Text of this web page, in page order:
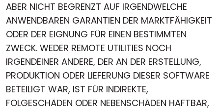
ABER NICHT BEGRENZT AUF IRGENDWELCHE
ANWENDBAREN GARANTIEN DER MARKTFÄHIGKEIT
ODER DER EIGNUNG FÜR EINEN BESTIMMTEN
ZWECK. WEDER REMOTE UTILITIES NOCH
IRGENDEINER ANDERE, DER AN DER ERSTELLUNG,
PRODUKTION ODER LIEFERUNG DIESER SOFTWARE
BETEILIGT WAR, IST FÜR INDIREKTE,
FOLGESCHÄDEN ODER NEBENSCHÄDEN HAFTBAR,